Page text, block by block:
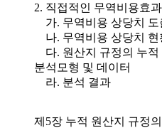
2. 직접적인 무역비용효
가. 무역비용 상당치 도
나. 무역비용 상당치 현
다. 원산지 규정의 누적
분석모형 및 데이터
라. 분석 결과
제5장 누적 원산지 규정